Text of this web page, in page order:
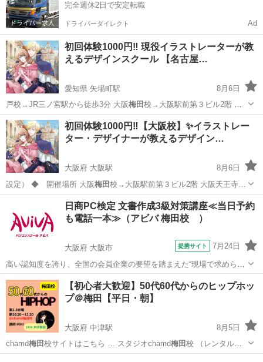
完全週休2日で安定転職
ドライバーダイレクト Ad
初回体験1000円‼️ 現役イラストレーターが教
えるデザインスクール 【名古屋…
愛知県 矢場町駅
8月6日
戸校→JR三ノ宮駅から徒歩3分 大阪梅田 校→大阪駅前第３ビル2階 大
阪天王寺…
愛知 名古屋市 矢場町駅 イラスト 講座
初回体験1000円‼️【大阪校】✨イラストレー
ター・デザイナーが教えるデザイン…
大阪府 大阪駅
8月6日
設定） ◆ 開催場所 大阪梅田 校→大阪駅前第３ビル2階 大阪天王寺…
大阪市 大阪駅 イラスト 各週
日商PC検定 文書作成3級対策講座≪当日予約
も電話一本≫（アビバ 梅田校 ）
大阪府 大阪市 提携サイト 7月24日
高い認知度を誇り、全国の会員企業の要望を踏まえた“現場で求められ
ているスキル”、つまり実務を強く想定したスキルが身につく「日商PC
検定 文書作成3級」の取得に向けた学習を行います。
大阪 大阪市 ワード
【初心者大歓迎】50代60代からのヒップホッ
プ＠梅田【平日・朝】
大阪府 中津駅
8月5日
chamd梅田 校サイトはこちら … スタジオchamd梅田 校 （レンタル
ス… 詳しくはchamd梅田校公式サイト 以下… いて chamd梅田校公